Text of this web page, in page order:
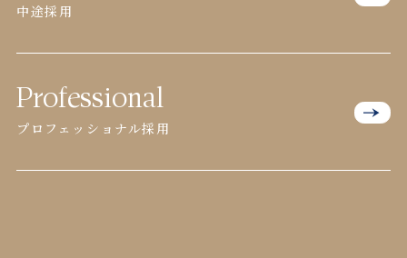
中途採用
Professional
プロフェッショナル採用